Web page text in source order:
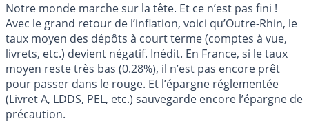
Notre monde marche sur la tête. Et ce n’est pas fini !
Avec le grand retour de l’inflation, voici qu’Outre-Rhin, le
taux moyen des dépôts à court terme (comptes à vue,
livrets, etc.) devient négatif. Inédit. En France, si le taux
moyen reste très bas (0.28%), il n’est pas encore prêt
pour passer dans le rouge. Et l’épargne réglementée
(Livret A, LDDS, PEL, etc.) sauvegarde encore l’épargne de
précaution.